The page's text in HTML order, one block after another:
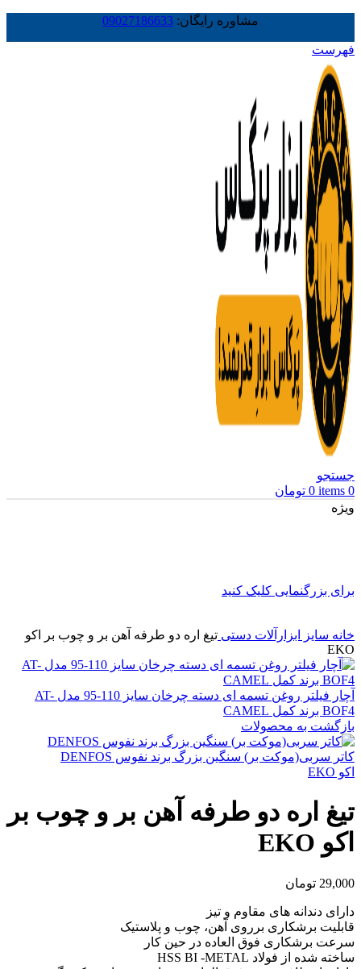
مشاوره رایگان: 09027186633
فهرست
جستجو
0
items
0 تومان
ویژه
برای بزرگنمایی کلیک کنید
خانه سایز ابزارآلات دستی تیغ اره دو طرفه آهن بر و چوب بر اکو
EKO
آچار فیلتر روغن تسمه ای دسته چرخان سایز 110-95 مدل AT-
BOF4 برند کمل CAMEL
بازگشت به محصولات
کاتر سربی(موکت بر) سنگین بزرگ برند نفوس DENFOS
اکو EKO
تیغ اره دو طرفه آهن بر و چوب بر
اکو EKO
29,000 تومان
دارای دندانه های مقاوم و تیز
قابلیت برشکاری برروی آهن، چوب و پلاستیک
سرعت برشکاری فوق العاده در حین کار
ساخته شده از فولاد HSS BI -METAL